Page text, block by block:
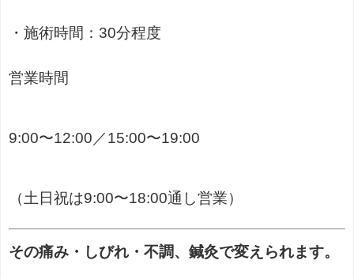
・施術時間：30分程度
営業時間
9:00〜12:00／15:00〜19:00
（土日祝は9:00〜18:00通し営業）
その痛み・しびれ・不調、鍼灸で変えられます。